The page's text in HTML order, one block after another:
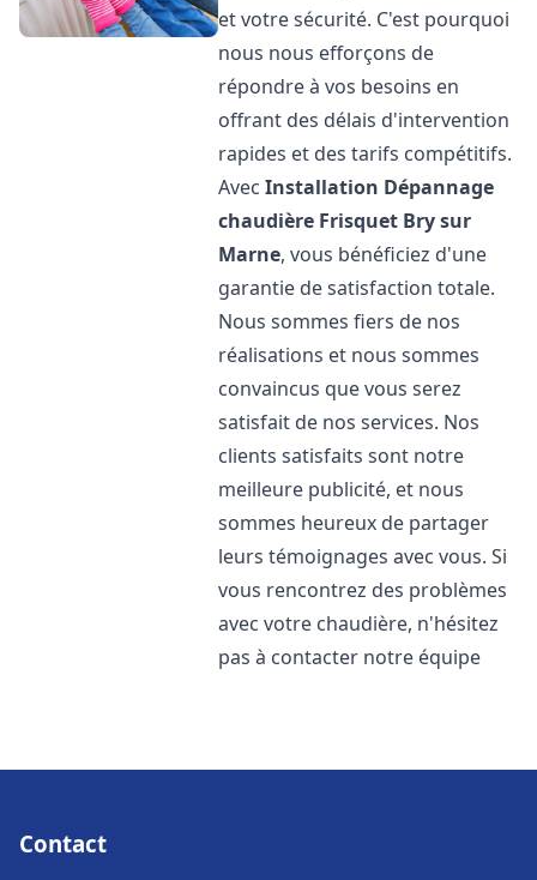
et votre sécurité. C'est pourquoi
nous nous efforçons de
répondre à vos besoins en
offrant des délais d'intervention
rapides et des tarifs compétitifs.
AvecInstallation Dépannage
chaudière Frisquet Bry sur
Marne, vous bénéficiez d'une
garantie de satisfaction totale.
Nous sommes fiers de nos
réalisations et nous sommes
convaincus que vous serez
satisfait de nos services. Nos
clients satisfaits sont notre
meilleure publicité, et nous
sommes heureux de partager
leurs témoignages avec vous. Si
vous rencontrez des problèmes
avec votre chaudière, n'hésitez
pas à contacter notre équipe
Contact